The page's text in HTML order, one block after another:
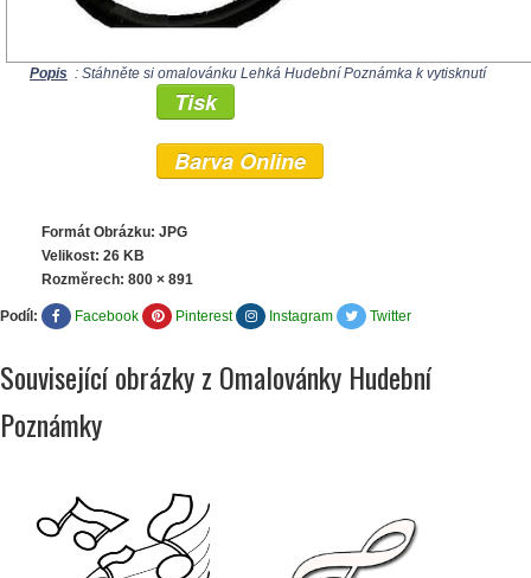
Popis : Stáhněte si omalovánku Lehká Hudební Poznámka k vytisknutí
Tisk
Barva Online
Formát Obrázku: JPG
Velikost: 26 KB
Rozměrech: 800 × 891
Podíl: Facebook Pinterest Instagram Twitter
Související obrázky z Omalovánky Hudební
Poznámky